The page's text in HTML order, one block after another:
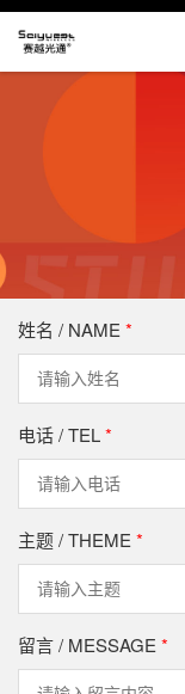
姓名 / NAME *
电话 / TEL*
主题 / THEME *
留言 / MESSAGE *